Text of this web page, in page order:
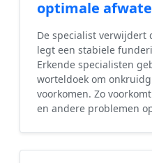
optimale
De specialist verwijdert
legt een stabiele
Erkende specialisten
worteldoek om
voorkomen. Zo
en andere problemen